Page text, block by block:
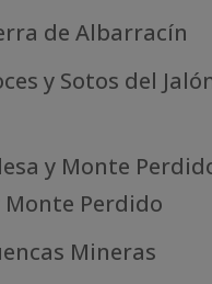
de Albarracín
y Sotos del
y Monte
Monte Perdido
Mineras